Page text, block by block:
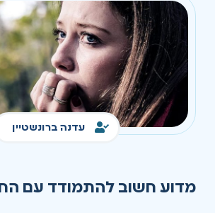
עדנה ברונשטיין
מדוע חשוב להתמודד עם